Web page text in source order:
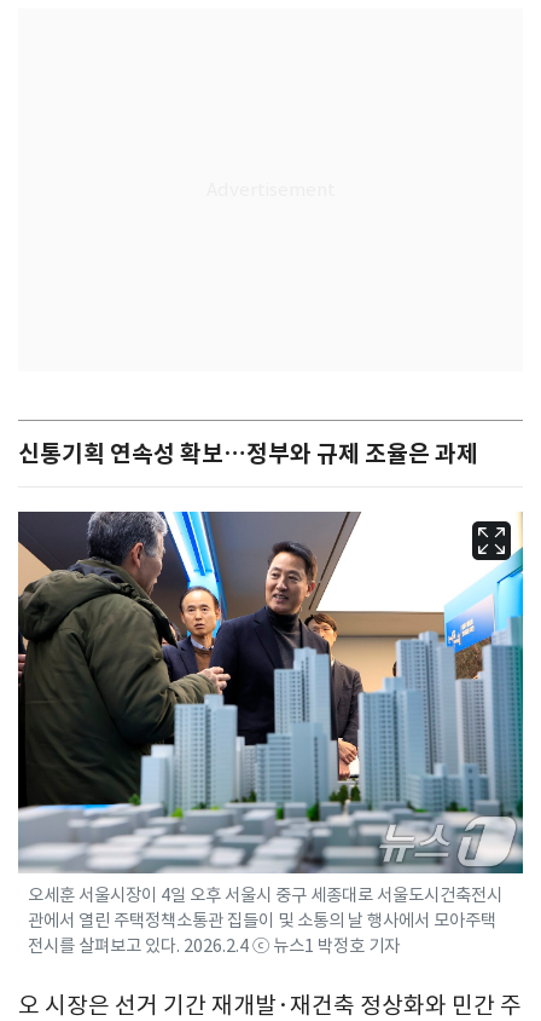
신통기획 연속성 확보…정부와 규제 조율은 과제
오세훈 서울시장이 4일 오후 서울시 중구 세종대로 서울도시건축전시
관에서 열린 주택정책소통관 집들이 및 소통의 날 행사에서 모아주택
전시를 살펴보고 있다. 2026.2.4 ⓒ 뉴스1 박정호 기자
오 시장은 선거 기간 재개발·재건축 정상화와 민간 주